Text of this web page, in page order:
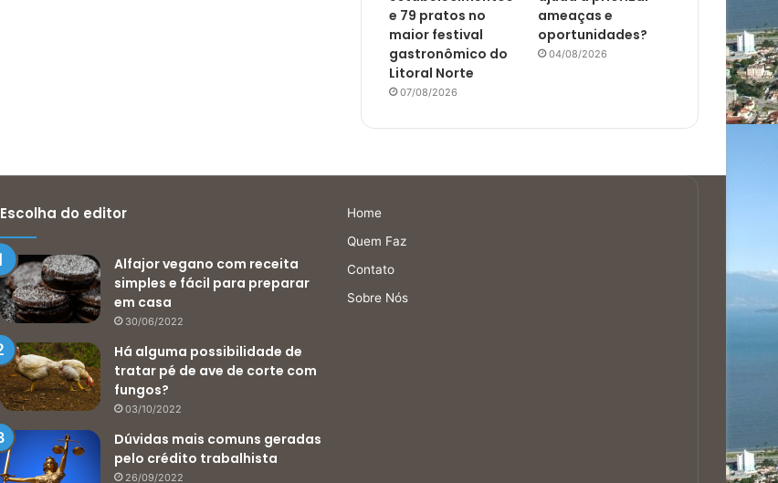
e 79 pratos no
maior festival
gastronômico do
Litoral Norte
07/08/2026
ameaças e
oportunidades?
04/08/2026
Escolha do editor
Alfajor vegano com receita
simples e fácil para preparar
em casa
30/06/2022
Há alguma possibilidade de
tratar pé de ave de corte com
fungos?
03/10/2022
Dúvidas mais comuns geradas
pelo crédito trabalhista
26/09/2022
Home
Quem Faz
Contato
Sobre Nós